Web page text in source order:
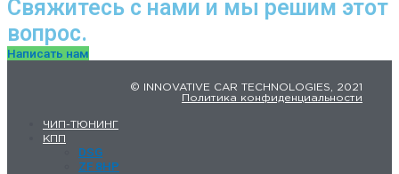
Свяжитесь с нами и мы решим этот
вопрос.
Написать нам
© INNOVATIVE CAR TECHNOLOGIES, 2021
Политика конфиденциальности
ЧИП-ТЮНИНГ
КПП
DSG
ZF 8HP